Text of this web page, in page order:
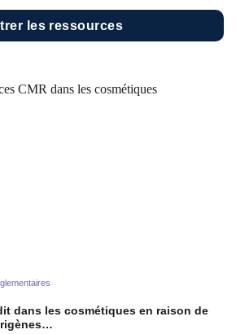
les ressources
dans les cosmétiques en raison de